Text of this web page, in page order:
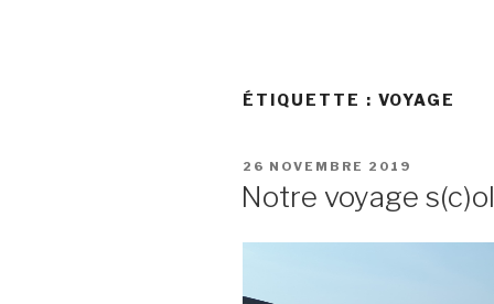
ÉTIQUETTE : VOYAGE
PUBLIÉ
26 NOVEMBRE 2019
Notre voyage